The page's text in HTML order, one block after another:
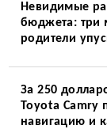
Невидимые
бюджета: три
родители
За 250
Toyota Camry
навигацию и